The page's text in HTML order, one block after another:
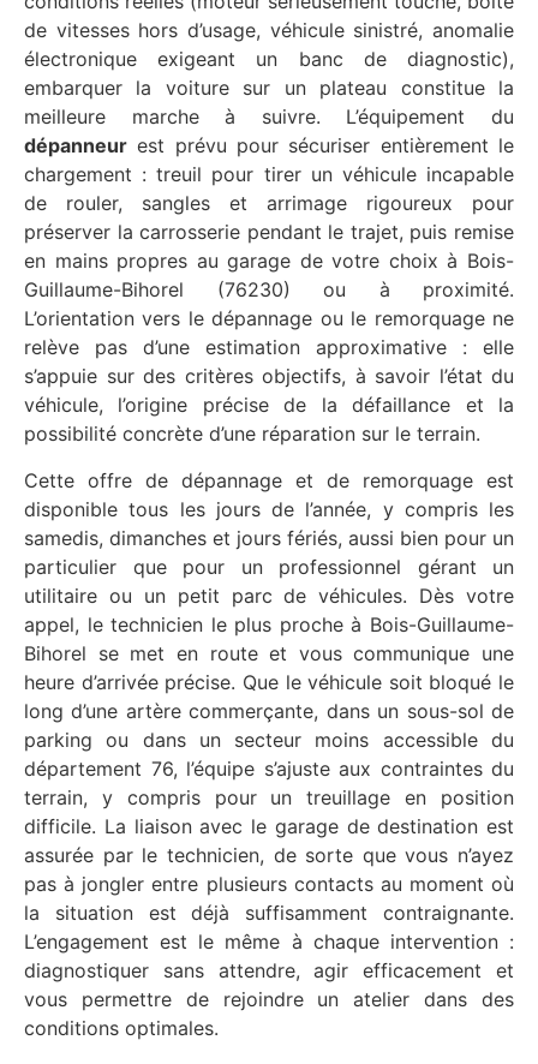
de vitesses hors d’usage, véhicule sinistré, anomalie
électronique exigeant un banc de diagnostic),
embarquer la voiture sur un plateau constitue la
meilleure marche à suivre. L’équipement du
dépanneur est prévu pour sécuriser entièrement le
chargement : treuil pour tirer un véhicule incapable
de rouler, sangles et arrimage rigoureux pour
préserver la carrosserie pendant le trajet, puis remise
en mains propres au garage de votre choix à Bois-
Guillaume-Bihorel (76230) ou à proximité.
L’orientation vers le dépannage ou le remorquage ne
relève pas d’une estimation approximative : elle
s’appuie sur des critères objectifs, à savoir l’état du
véhicule, l’origine précise de la défaillance et la
possibilité concrète d’une réparation sur le terrain.
Cette offre de dépannage et de remorquage est
disponible tous les jours de l’année, y compris les
samedis, dimanches et jours fériés, aussi bien pour un
particulier que pour un professionnel gérant un
utilitaire ou un petit parc de véhicules. Dès votre
appel, le technicien le plus proche à Bois-Guillaume-
Bihorel se met en route et vous communique une
heure d’arrivée précise. Que le véhicule soit bloqué le
long d’une artère commerçante, dans un sous-sol de
parking ou dans un secteur moins accessible du
département 76, l’équipe s’ajuste aux contraintes du
terrain, y compris pour un treuillage en position
difficile. La liaison avec le garage de destination est
assurée par le technicien, de sorte que vous n’ayez
pas à jongler entre plusieurs contacts au moment où
la situation est déjà suffisamment contraignante.
L’engagement est le même à chaque intervention :
diagnostiquer sans attendre, agir efficacement et
vous permettre de rejoindre un atelier dans des
conditions optimales.